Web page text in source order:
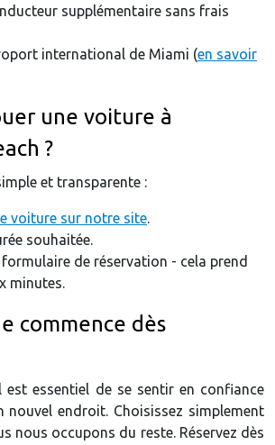
supplémentaire sans frais
international de Miami (en savoir
une voiture à
?
et transparente :
voiture sur notre site.
souhaitée.
formulaire de réservation - cela prend
minutes.
commence dès
est essentiel de se sentir en confiance
nouvel endroit. Choisissez simplement
nous occupons du reste. Réservez dès